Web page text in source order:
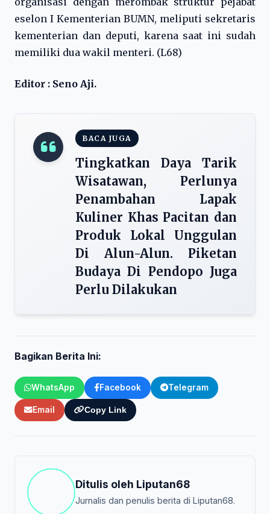
eselon I Kementerian BUMN, meliputi sekretaris
kementerian dan deputi, karena saat ini sudah
memiliki dua wakil menteri. (L68)
Editor : Seno Aji.
BACA JUGA
Tingkatkan Daya Tarik
Wisatawan, Perlunya
Penambahan Lapak
Kuliner Khas Pacitan dan
Produk Lokal Unggulan
Di Alun-Alun. Piketan
Budaya Di Pendopo Juga
Perlu Dilakukan
Bagikan Berita Ini:
WhatsApp Facebook Telegram
Email Copy Link
Ditulis oleh Liputan68
Jurnalis dan penulis berita di Liputan68.